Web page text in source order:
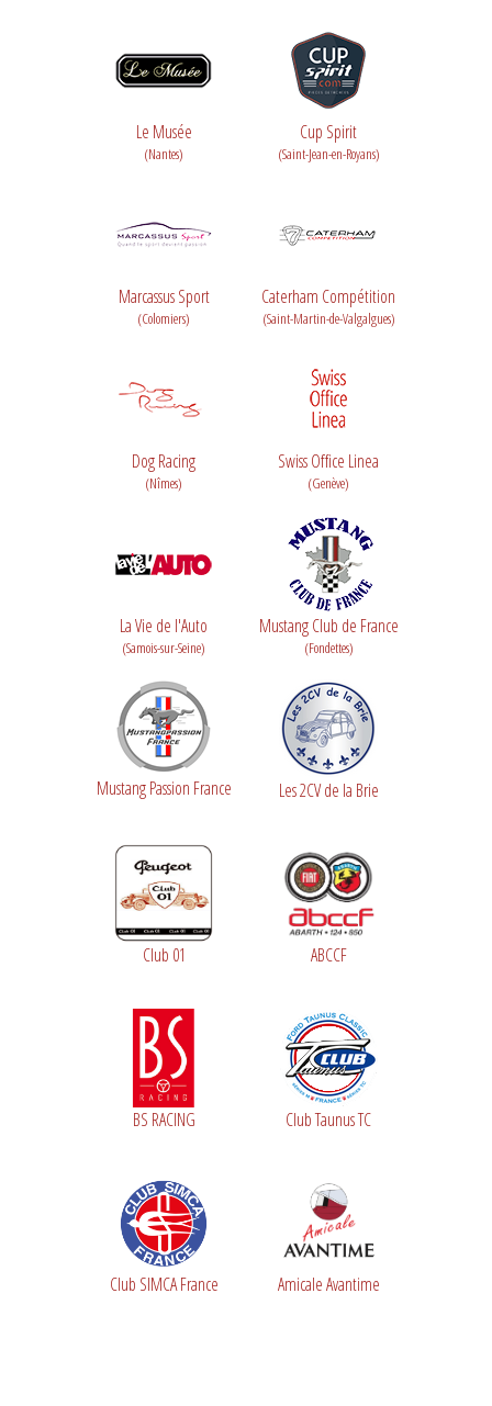
Le Musée
(Nantes)
Cup Spirit
(Saint-Jean-en-Royans)
Marcassus Sport
(Colomiers)
Caterham Compétition
(Saint-Martin-de-Valgalgues)
Dog Racing
(Nîmes)
Swiss Office Linea
(Genève)
La Vie de l'Auto
(Samois-sur-Seine)
Mustang Club de France
(Fondettes)
Mustang Passion France Les 2CV de la Brie
Club 01 ABCCF
BS RACING Club Taunus TC
Club SIMCA France Amicale Avantime